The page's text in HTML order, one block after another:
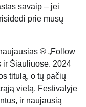
savaip – jei
prie mūsų
® „Follow
ir Šiauliuose. 2024
titulą, o tų pačių
vietą. Festivalyje
ir naujausią